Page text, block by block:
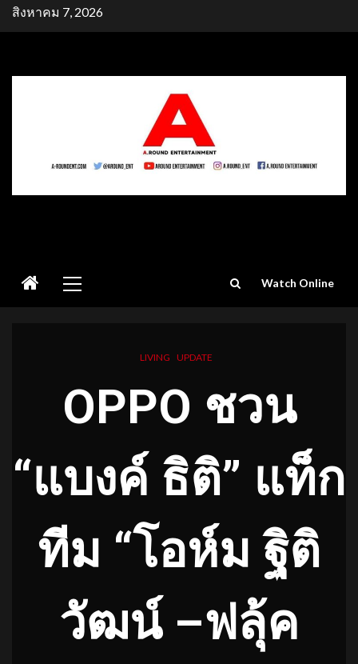
Skipสิงหาคม 7, 2026
Menu
Watch Online
LIVING UPDATE
OPPO ชวน
“แบงค์ ธิติ” แท็ก
ทีม “โอห์ม ฐิติ
วัฒน์ –ฟลุ้ค